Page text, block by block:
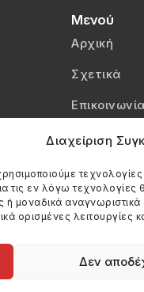
Διαχείριση
εν λόγω
μοναδικά
ορισμένες λειτουργίες
Δεν
Μενού
Αρχική
Σχετικά
Επικοινωνία
Πολιτική
Πολιτική